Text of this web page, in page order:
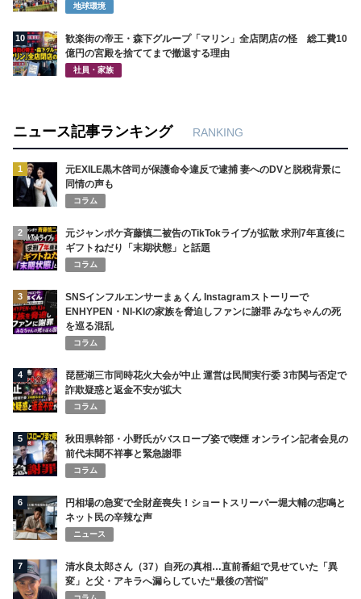
地球環境
10
歓楽街の帝王・森下グループ「マリン」全店閉店の怪 総工費10
億円の宮殿を捨ててまで撤退する理由
社員・家族
ニュース記事ランキング RANKING
1
元EXILE黒木啓司が保護命令違反で逮捕 妻へのDVと脱税背景に
同情の声も
コラム
2
元ジャンポケ斉藤慎二被告のTikTokライブが拡散 求刑7年直後に
ギフトねだり「末期状態」と話題
コラム
3
SNSインフルエンサーまぁくん Instagramストーリーで
ENHYPEN・NI-KIの家族を脅迫しファンに謝罪 みなちゃんの死
を巡る混乱
コラム
4
琵琶湖三市同時花火大会が中止 運営は民間実行委 3市関与否定で
詐欺疑惑と返金不安が拡大
コラム
5
秋田県幹部・小野氏がバスローブ姿で喫煙 オンライン記者会見の
前代未聞不祥事と緊急謝罪
コラム
6
円相場の急変で全財産喪失！ショートスリーパー堀大輔の悲鳴と
ネット民の辛辣な声
ニュース
7
清水良太郎さん（37）自死の真相…直前番組で見せていた「異
変」と父・アキラへ漏らしていた“最後の苦悩”